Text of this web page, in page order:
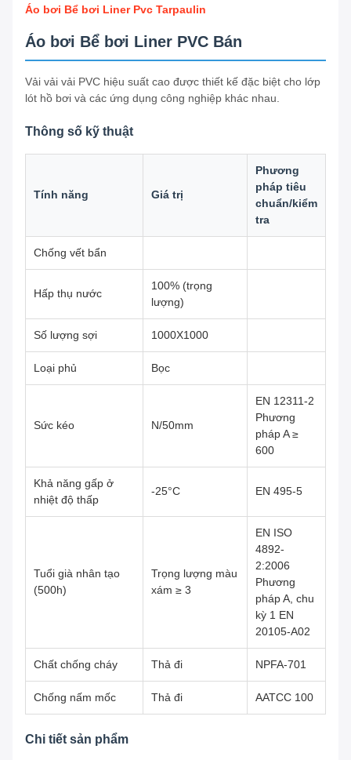
Áo bơi Bể bơi Liner Pvc Tarpaulin
Áo bơi Bể bơi Liner PVC Bán
Vải vải vải PVC hiệu suất cao được thiết kế đặc biệt cho lớp
lót hồ bơi và các ứng dụng công nghiệp khác nhau.
Thông số kỹ thuật
Tính năng Giá trị
Phương
pháp tiêu
chuẩn/kiểm
tra
Chống vết bẩn
Hấp thụ nước
100% (trọng
lượng)
Số lượng sợi 1000X1000
Loại phủ Bọc
Sức kéo N/50mm
EN 12311-2
Phương
pháp A ≥
600
Khả năng gấp ở
nhiệt độ thấp
-25°C EN 495-5
Tuổi già nhân tạo
(500h)
Trọng lượng màu
xám ≥ 3
EN ISO
4892-
2:2006
Phương
pháp A, chu
kỳ 1 EN
20105-A02
Chất chống cháy Thả đi NPFA-701
Chống nấm mốc Thả đi AATCC 100
Chi tiết sản phẩm